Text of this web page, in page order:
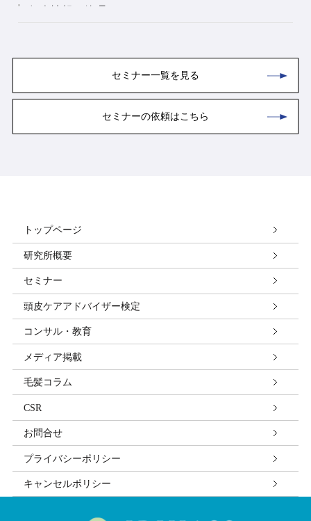
の維持・管理体制の整備・社員教育の徹底等の必要な
措置を講じ、安全対策を実施し個人情報の厳重な管理
個人情報の第三者への開示・提供の禁止
当社は、お客さまよりお預かりした個人情報を適切に
管理し、次のいずれかに該当する場合を除き、個人情
報を第三者に開示いたしません。 お客さまの同意があ
る場合 お客さまが希望されるサービスを行なうために
当社が業務を委託する業者に対して開示する場合 法令
に基づき開示することが必要である場合
個人情報の安全対策
当社は、個人情報の正確性及び安全性確保のために、
セキュリティに万全の対策を講じています。
ご本人の照会
お客さまがご本人の個人情報の照会・修正・削除など
セミナー一覧を見る
セミナーの依頼はこちら
トップページ
研究所概要
セミナー
頭皮ケアアドバイザー検定
コンサル・教育
メディア掲載
毛髪コラム
CSR
お問合せ
プライバシーポリシー
キャンセルポリシー